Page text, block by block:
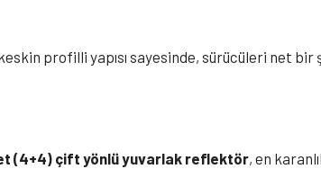
profilli yapısı sayesinde, sürücüleri net
(4+4) çift yönlü yuvarlak reflektör, en